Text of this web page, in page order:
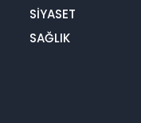
SİYASET
SAĞLIK